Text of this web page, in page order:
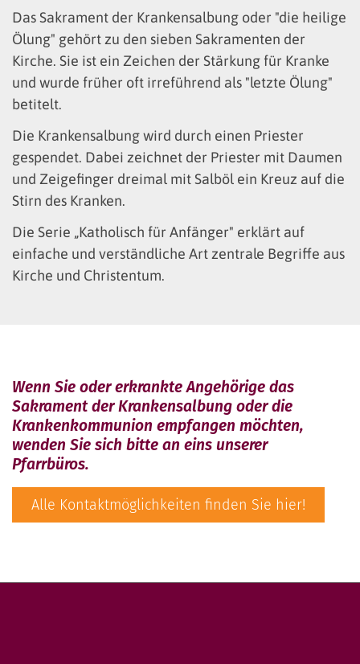
Das Sakrament der Krankensalbung oder "die heilige
Ölung" gehört zu den sieben Sakramenten der
Kirche. Sie ist ein Zeichen der Stärkung für Kranke
und wurde früher oft irreführend als "letzte Ölung"
betitelt.
Die Krankensalbung wird durch einen Priester
gespendet. Dabei zeichnet der Priester mit Daumen
und Zeigefinger dreimal mit Salböl ein Kreuz auf die
Stirn des Kranken.
Die Serie „Katholisch für Anfänger" erklärt auf
einfache und verständliche Art zentrale Begriffe aus
Kirche und Christentum.
Wenn Sie oder erkrankte Angehörige das
Sakrament der Krankensalbung oder die
Krankenkommunion empfangen möchten,
wenden Sie sich bitte an eins unserer
Pfarrbüros.
Alle Kontaktmöglichkeiten finden Sie hier!